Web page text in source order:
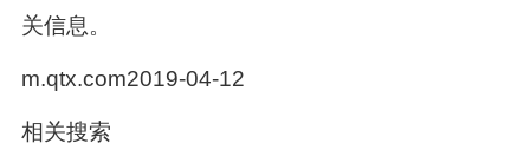
关信息。
m.qtx.com2019-04-12
相关搜索